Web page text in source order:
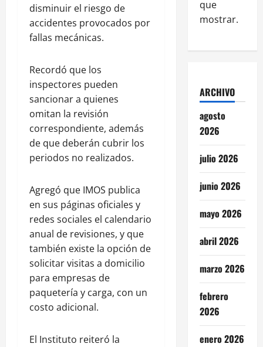
disminuir el riesgo de
accidentes provocados por
fallas mecánicas.
Recordó que los
inspectores pueden
sancionar a quienes
omitan la revisión
correspondiente, además
de que deberán cubrir los
periodos no realizados.
Agregó que IMOS publica
en sus páginas oficiales y
redes sociales el calendario
anual de revisiones, y que
también existe la opción de
solicitar visitas a domicilio
para empresas de
paquetería y carga, con un
costo adicional.
El Instituto reiteró la
que
mostrar.
ARCHIVO
agosto
2026
julio 2026
junio 2026
mayo 2026
abril 2026
marzo 2026
febrero
2026
enero 2026